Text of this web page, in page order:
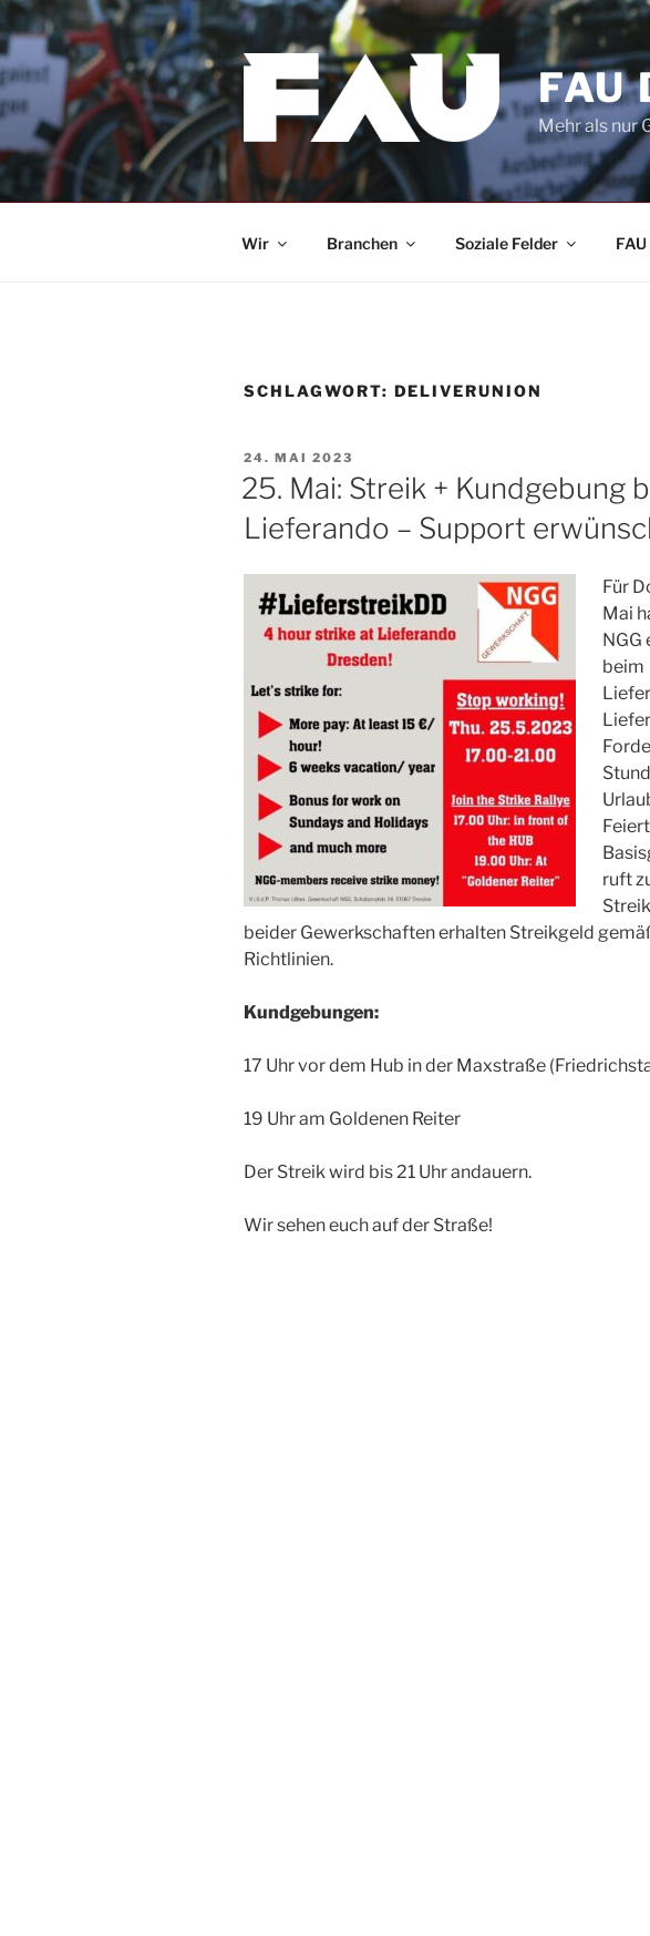
Zum
Inhalt
springen
FAU
Mehr als nur
Wir Branchen Soziale Felder FAU
SCHLAGWORT: DELIVERUNION
VERÖFFENTLICHT
AM
24. MAI 2023
25. Mai: Streik + Kundgebung
Lieferando – Support
Für
Mai
NGG
beim
ruft
beider Gewerkschaften erhalten Streikgeld
Richtlinien.
Kundgebungen:
17 Uhr vor dem Hub in der Maxstraße
19 Uhr am Goldenen Reiter
Der Streik wird bis 21 Uhr andauern.
Wir sehen euch auf der Straße!